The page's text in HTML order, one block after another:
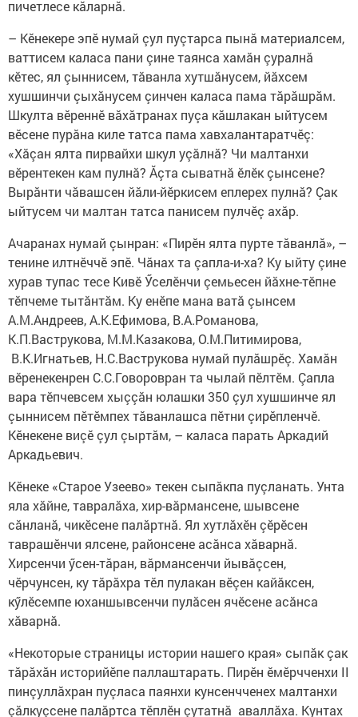
пичетлесе кăларнă.
– Кӗнекере эпӗ нумай çул пуçтарса пынă материалсем,
ваттисем каласа пани çине таянса хамăн çуралнă
кӗтес, ял çыннисем, тăванла хутшăнусем, йăхсем
хушшинчи çыхăнусем çинчен каласа пама тăрăшрăм.
Шкулта вӗреннӗ вăхăтранах пуçа кăшлакан ыйтусем
вӗсене пурăна киле татса пама хавхалантаратчӗç:
«Хăçан ялта пирвайхи шкул уçăлнă? Чи малтанхи
вӗрентекен кам пулнă? Ăçта сыватнă ӗлӗк çынсене?
Вырăнти чăвашсен йăли-йӗркисем еплерех пулнă? Çак
ыйтусем чи малтан татса панисем пулчӗç ахăр.
Ачаранах нумай çынран: «Пирӗн ялта пурте тăванлă», –
тенине илтнӗччӗ эпӗ. Чăнах та çапла-и-ха? Ку ыйту çине
хурав тупас тесе Кивӗ Ӳселӗнчи çемьесен йăхне-тӗпне
тӗпчеме тытăнтăм. Ку енӗпе мана ватă çынсем
А.М.Андреев, А.К.Ефимова, В.А.Романова,
К.П.Ваструкова, М.М.Казакова, О.М.Питимирова,
В.К.Игнатьев, Н.С.Вас­трукова нумай пулăшрӗç. Хамăн
вӗренекенрен С.С.Говоровран та чылай пӗлтӗм. Çапла
вара тӗпчевсем хыççăн юлашки 350 çул хушшинче ял
çыннисем пӗтӗмпех тăванлашса пӗтни çирӗпленчӗ.
Кӗнекене виçӗ çул çыртăм, – каласа парать Аркадий
Аркадьевич.
Кӗнеке «Старое Узеево» текен сыпăкпа пуçланать. Унта
яла хăйне, тавралăха, хир-вăрмансене, шывсене
сăнланă, чикӗсене палăртнă. Ял хутлăхӗн çӗрӗсен
таврашӗнчи ялсене, районсене асăнса хăварнă.
Хирсенчи ӳсен-тăран, вăрмансенчи йывăçсен,
чӗрчунсен, ку тăрăхра тӗл пулакан вӗçен кайăксен,
кӳлӗсемпе юханшывсенчи пулăсен ячӗсене асăнса
хăварнă.
«Некоторые страницы истории нашего края» сыпăк çак
тăрăхăн историйӗпе паллаштарать. Пирӗн ӗмӗрчченхи II
пинçуллăхран пуçласа паянхи кунсенч­ченех малтанхи
çăлкуçсене палăртса тӗплӗн çутатнă аваллăха. Кунтах